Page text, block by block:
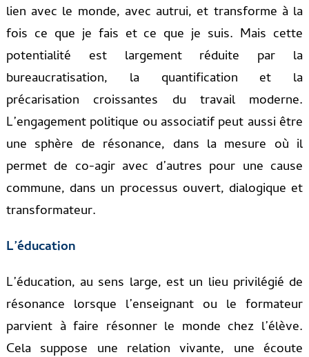
lien avec le monde, avec autrui, et transforme à la
fois ce que je fais et ce que je suis. Mais cette
potentialité est largement réduite par la
bureaucratisation, la quantification et la
précarisation croissantes du travail moderne.
L’engagement politique ou associatif peut aussi être
une sphère de résonance, dans la mesure où il
permet de co-agir avec d’autres pour une cause
commune, dans un processus ouvert, dialogique et
transformateur.
L’éducation
L’éducation, au sens large, est un lieu privilégié de
résonance lorsque l’enseignant ou le formateur
parvient à faire résonner le monde chez l’élève.
Cela suppose une relation vivante, une écoute